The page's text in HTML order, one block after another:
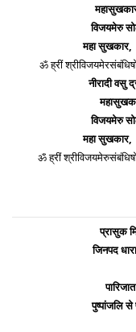
विजयमेरु
महा
ॐ ह्रीं
नीरादी वसु
विजयमेरु
महा
ॐ ह्रीं
प्रासुक
जिनपद
पुष्पांजलि